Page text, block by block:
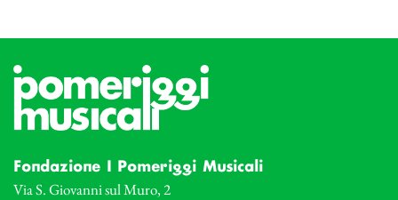
Fondazione I Pomeriggi Musicali
Via S. Giovanni sul Muro, 2